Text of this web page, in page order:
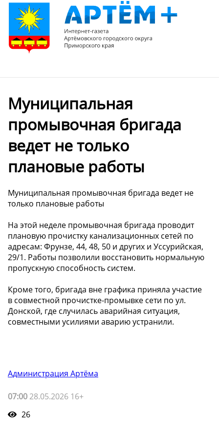
Муниципальная
промывочная бригада
ведет не только
плановые работы
Муниципальная промывочная бригада ведет не
только плановые работы
На этой неделе промывочная бригада проводит
плановую прочистку канализационных сетей по
адресам: Фрунзе, 44, 48, 50 и других и Уссурийская,
29/1. Работы позволили восстановить нормальную
пропускную способность систем.
Кроме того, бригада вне графика приняла участие
в совместной прочистке-промывке сети по ул.
Донской, где случилась аварийная ситуация,
совместными усилиями аварию устранили.
Администрация Артёма
07:00 28.05.2026 16+
26